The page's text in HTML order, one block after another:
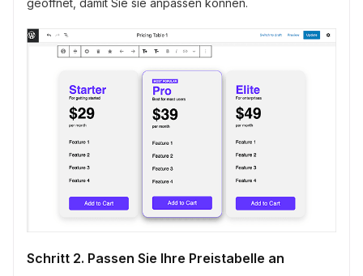
Schritt 2. Passen Sie Ihre Preistabelle an